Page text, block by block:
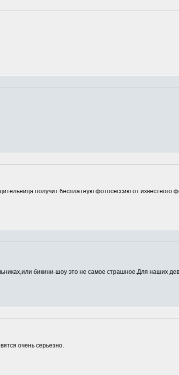
получит бесплатную фотосессию от
бикини-шоу это не самое страшное.Для наших
очень серьезно.